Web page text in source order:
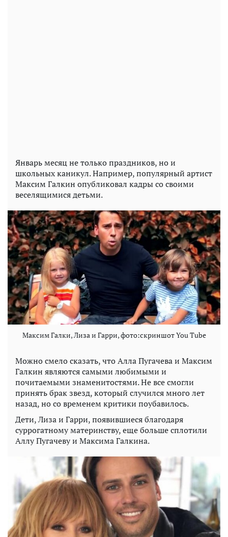
Январь месяц не только праздников, но и
школьных каникул. Например, популярный артист
Максим Галкин опубликовал кадры со своими
веселящимися детьми.
Максим Галки, Лиза и Гарри, фото:скриншот You Tube
Можно смело сказать, что Алла Пугачева и Максим
Галкин являются самыми любимыми и
почитаемыми знаменитостями. Не все смогли
принять брак звезд, который случился много лет
назад, но со временем критики поубавилось.
Дети, Лиза и Гарри, появившиеся благодаря
суррогатному материнству, еще больше сплотили
Аллу Пугачеву и Максима Галкина.